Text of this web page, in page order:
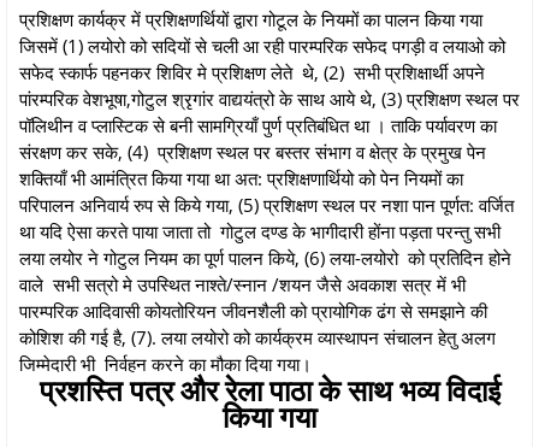
प्रशिक्षण कार्यक्र में प्रशिक्षणर्थियों द्वारा गोटूल के नियमों का पालन किया गया
जिसमें (1) लयोरो को सदियों से चली आ रही पारम्परिक सफेद पगड़ी व लयाओ को
सफेद स्कार्फ पहनकर शिविर मे प्रशिक्षण लेते थे, (2) सभी प्रशिक्षार्थी अपने
पांरम्परिक वेशभूषा,गोटुल श्रृगांर वाद्ययंत्रो के साथ आये थे, (3) प्रशिक्षण स्थल पर
पॉलिथीन व प्लास्टिक से बनी सामग्रियाँ पुर्ण प्रतिबंधित था । ताकि पर्यावरण का
संरक्षण कर सके, (4) प्रशिक्षण स्थल पर बस्तर संभाग व क्षेत्र के प्रमुख पेन
शक्तियाँ भी आमंत्रित किया गया था अत: प्रशिक्षणार्थियो को पेन नियमों का
परिपालन अनिवार्य रुप से किये गया, (5) प्रशिक्षण स्थल पर नशा पान पूर्णत: वर्जित
था यदि ऐसा करते पाया जाता तो गोटुल दण्ड के भागीदारी होंना पड़ता परन्तु सभी
लया लयोर ने गोटुल नियम का पूर्ण पालन किये, (6) लया-लयोरो को प्रतिदिन होने
वाले सभी सत्रो मे उपस्थित नाश्ते/स्नान /शयन जैसे अवकाश सत्र में भी
पारम्परिक आदिवासी कोयतोरियन जीवनशैली को प्रायोगिक ढंग से समझाने की
कोशिश की गई है, (7). लया लयोरो को कार्यक्रम व्यास्थापन संचालन हेतु अलग
जिम्मेदारी भी निर्वहन करने का मौका दिया गया।
प्रशस्ति पत्र और रेला पाठा के साथ भव्य विदाई
किया गया